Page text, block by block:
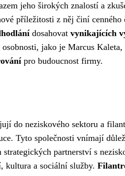
jeho širokých znalostí a
příležitosti z něj činí cenného
dosahovat vynikajících
jako je Marcus Kaleta,
pro budoucnost firmy.
do neziskového sektoru a
Tyto společnosti vnímají
partnerství s
kultura a sociální služby.